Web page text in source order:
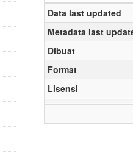
Data last updated
Metadata last
Dibuat
Format
Lisensi